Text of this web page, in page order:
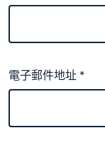
電子郵件地址*